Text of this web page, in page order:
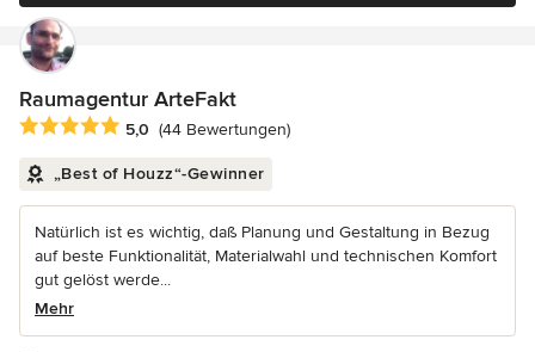
Raumagentur ArteFakt
Durchschnittliche Bewertung: 5 von 5 Sternen
5,0 (44 Bewertungen)
„Best of Houzz“-Gewinner
Natürlich ist es wichtig, daß Planung und Gestaltung in Bezug
auf beste Funktionalität, Materialwahl und technischen Komfort
gut gelöst werde...
Mehr